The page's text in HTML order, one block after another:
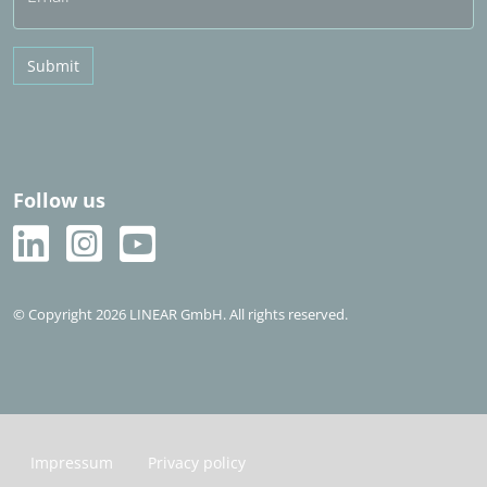
Submit
Follow us
© Copyright 2026 LINEAR GmbH. All rights reserved.
Impressum Privacy policy